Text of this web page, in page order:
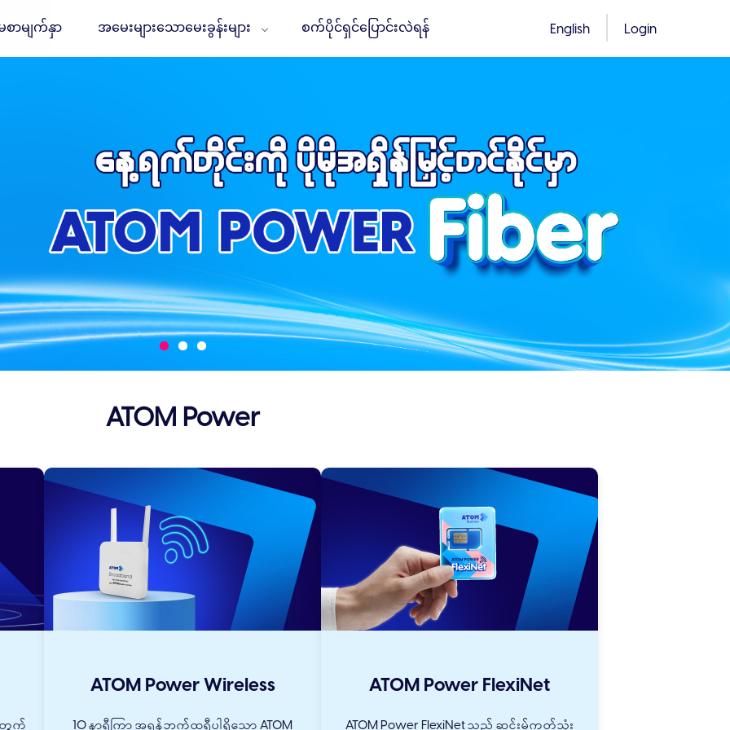
စာမျက်နှာ အမေးများသောမေးခွန်းများ စက်ပိုင်ရှင်ပြောင်းလဲရန် English Login
ATOM Power
တွက်
ATOM Power Wireless
10 နာရီကြာ အရန်ဘက်ထရီပါရှိသော ATOM
ATOM Power FlexiNet
ATOM Power FlexiNet သည် ဆင်းမ်ကတ်သုံး